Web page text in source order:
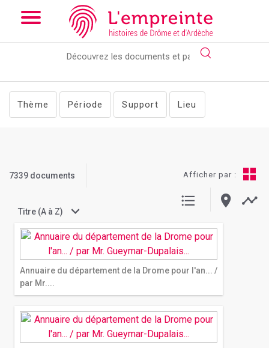
Array ( [slug] => documents [lieu] => Souspierres [pg] => 3 )
Add the new slick-theme.css if you want the default styling
Thème Période Support Lieu
7339 documents
Titre (A à Z)
Afficher par :
Annuaire du département de la Drome pour l'an... /
par Mr....